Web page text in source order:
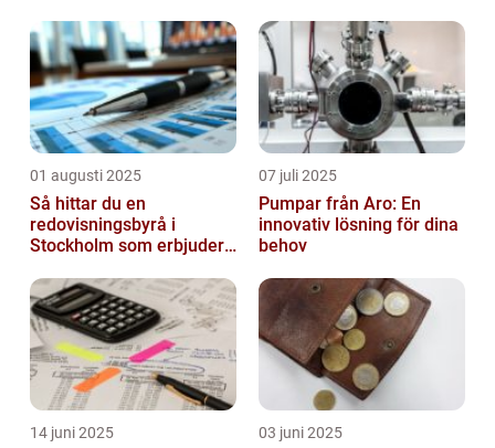
01 augusti 2025
Så hittar du en
redovisningsbyrå i
Stockholm som erbjuder
07 juli 2025
Pumpar från Aro: En
innovativ lösning för dina
behov
14 juni 2025 03 juni 2025